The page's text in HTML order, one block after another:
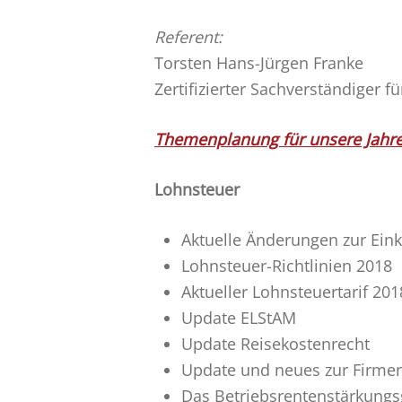
Referent:
Torsten Hans-Jürgen Franke
Zertifizierter Sachverständiger
Themenplanung für unsere
Lohnsteuer
Aktuelle Änderungen zur
Lohnsteuer-Richtlinien 2018
Aktueller Lohnsteuertarif
Update ELStAM
Update Reisekostenrecht
Update und neues zur
Das